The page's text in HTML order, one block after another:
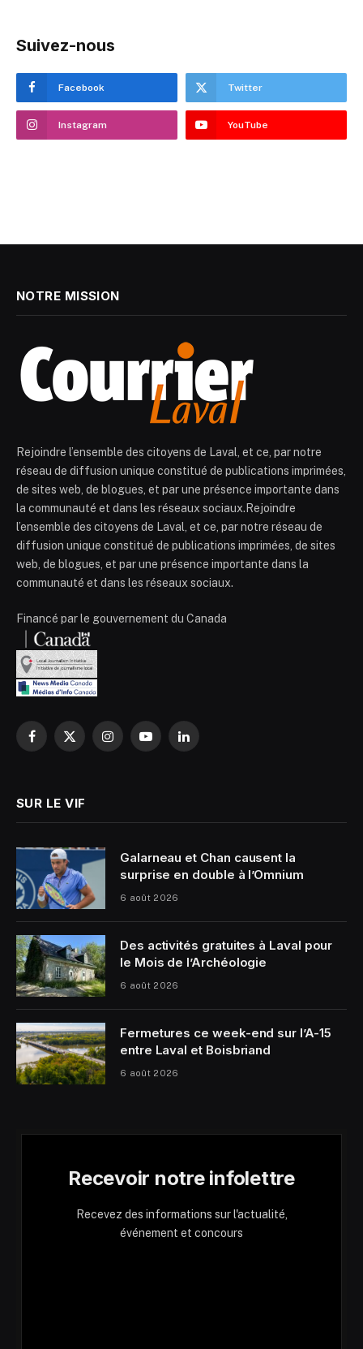
Suivez-nous
Facebook Twitter
Instagram YouTube
NOTRE MISSION
Rejoindre l’ensemble des citoyens de Laval, et ce, par notre
réseau de diffusion unique constitué de publications imprimées,
de sites web, de blogues, et par une présence importante dans
la communauté et dans les réseaux sociaux.Rejoindre
l’ensemble des citoyens de Laval, et ce, par notre réseau de
diffusion unique constitué de publications imprimées, de sites
web, de blogues, et par une présence importante dans la
communauté et dans les réseaux sociaux.
Financé par le gouvernement du Canada
Facebook
X
InstagramYouTubeLinkedIn
SUR LE VIF
Galarneau et Chan causent la
surprise en double à l’Omnium
6 août 2026
Des activités gratuites à Laval pour
le Mois de l’Archéologie
6 août 2026
Fermetures ce week-end sur l’A-15
entre Laval et Boisbriand
6 août 2026
Recevoir notre infolettre
Recevez des informations sur l'actualité,
événement et concours